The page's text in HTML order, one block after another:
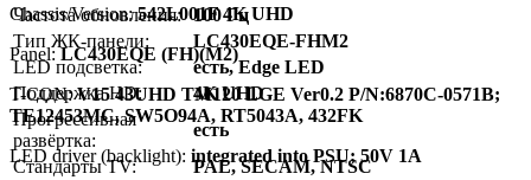
Частота обновления: 100 Гц
Тип ЖК-панели:
LC430EQE-FHM2
LED подсветка:
есть, Edge LED
Поддержка HD:
4K UHD
Прогрессивная
развёртка:
есть
Стандарты TV:
PAL, SECAM, NTSC
Chassis/Version:542L001F 4K UHD
Panel:LC430EQE (FH)(M2)
T-CON:V15 43UHD TM120 LGE Ver0.2 P/N:6870C-0571B;
TE12453MC, SW5O94A, RT5043A, 432FK
LED driver (backlight): integrated into PSU; 50V 1A